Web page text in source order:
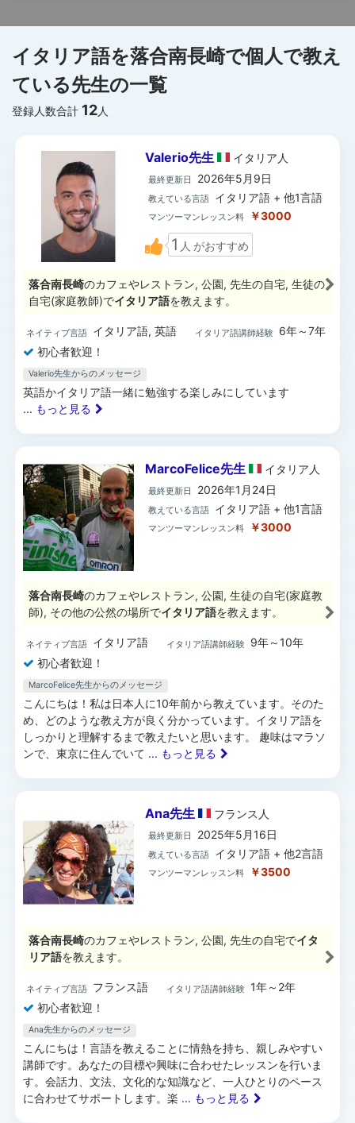
イタリア語を落合南長崎で個人で教え
ている先生の一覧
登録人数合計 12人
Valerio先生 イタリア 人
最終更新日 2026年5月9日
教えている言語 イタリア語 + 他1言語
マンツーマンレッスン料 ￥3000
1 人 がおすすめ
落合南長崎のカフェやレストラン, 公園, 先生の自宅, 生徒の
自宅(家庭教師)でイタリア語を教えます。
ネイティブ言語 イタリア語, 英語 イタリア語講師経験
6年～7年
初心者歓迎！
Valerio先生からのメッセージ
英語かイタリア語一緒に勉強する楽しみにしています
... もっと見る
MarcoFelice先生 イタリア 人
最終更新日 2026年1月24日
教えている言語 イタリア語 + 他1言語
マンツーマンレッスン料 ￥3000
落合南長崎のカフェやレストラン, 公園, 生徒の自宅(家庭教
師), その他の公然の場所でイタリア語を教えます。
ネイティブ言語 イタリア語 イタリア語講師経験
9年～10年
初心者歓迎！
MarcoFelice先生からのメッセージ
こんにちは！私は日本人に10年前から教えています。そのた
め、どのような教え方が良く分かっています。イタリア語を
しっかりと理解するまで教えたいと思います。 趣味はマラソ
ンで、東京に住んでいて ... もっと見る
Ana先生 フランス 人
最終更新日 2025年5月16日
教えている言語 イタリア語 + 他2言語
マンツーマンレッスン料 ￥3500
落合南長崎のカフェやレストラン, 公園, 先生の自宅でイタ
リア語を教えます。
ネイティブ言語 フランス語 イタリア語講師経験 1年～2年
初心者歓迎！
Ana先生からのメッセージ
こんにちは！言語を教えることに情熱を持ち、親しみやすい
講師です。あなたの目標や興味に合わせたレッスンを行いま
す。会話力、文法、文化的な知識など、一人ひとりのペース
に合わせてサポートします。楽 ... もっと見る